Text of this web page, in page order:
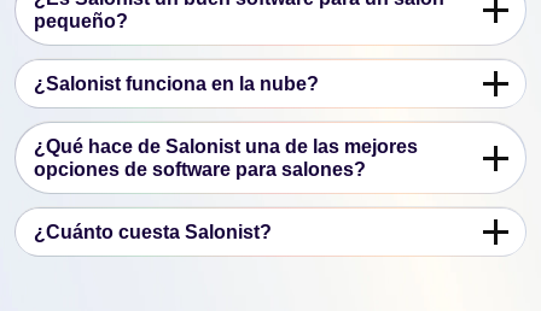
pequeño?
¿Salonist funciona en la nube?
¿Qué hace de Salonist una de las mejores
opciones de software para salones?
¿Cuánto cuesta Salonist?